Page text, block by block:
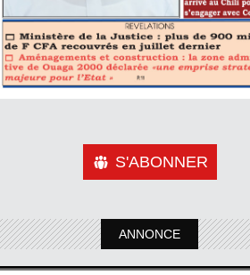
S'ABONNER
ANNONCE